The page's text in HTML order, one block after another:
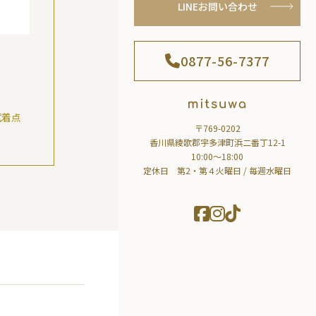
点
LINEお問い合わせ
0877-56-7377
〒769-0202
香川県綾歌郡宇多津町浜二番丁12-1
10:00～18:00
定休日 第2・第４火曜日 / 毎週水曜日